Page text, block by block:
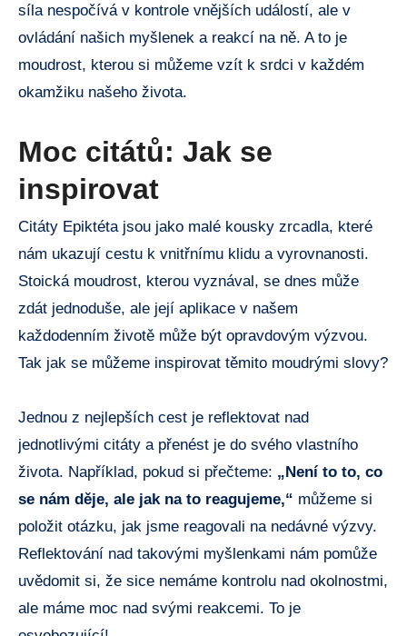
síla nespočívá v kontrole vnějších událostí, ale v
ovládání našich myšlenek a reakcí na ně. A to je
moudrost, kterou si můžeme vzít k srdci v každém
okamžiku našeho života.
Moc citátů: Jak se
inspirovat
Citáty Epiktéta jsou jako malé kousky zrcadla, které
nám ukazují cestu k vnitřnímu klidu a vyrovnanosti.
Stoická moudrost, kterou vyznával, se dnes může
zdát jednoduše, ale její aplikace v našem
každodenním životě může být opravdovým výzvou.
Tak jak se můžeme inspirovat těmito moudrými slovy?
Jednou z nejlepších cest je reflektovat nad
jednotlivými citáty a přenést je do svého vlastního
života. Například, pokud si přečteme: „Není to to, co
se nám děje, ale jak na to reagujeme,“ můžeme si
položit otázku, jak jsme reagovali na nedávné výzvy.
Reflektování nad takovými myšlenkami nám pomůže
uvědomit si, že sice nemáme kontrolu nad okolnostmi,
ale máme moc nad svými reakcemi. To je